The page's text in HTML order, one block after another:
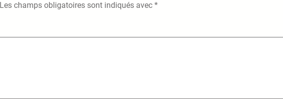
Les champs obligatoires sont indiqués avec *